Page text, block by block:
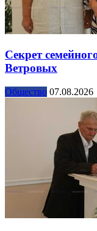
Секрет
Ветровых
Общество 07.08.2026